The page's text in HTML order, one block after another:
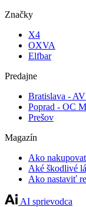
Značky
X4
OXVA
Elfbar
Predajne
Bratislava -
Poprad - OC
Prešov
Magazín
Ako
Aké škodlivé
Ako nastaviť
AI sprievodca